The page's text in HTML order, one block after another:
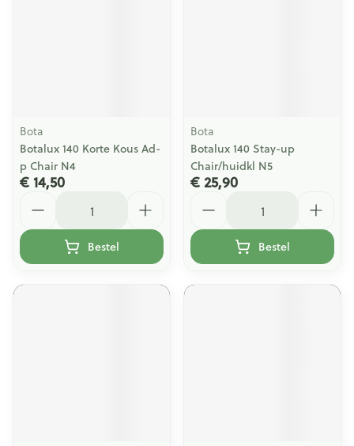
Bota
Botalux 140 Korte Kous Ad-
p Chair N4
€ 14,50
Bestel
Bota
Botalux 140 Stay-up
Chair/huidkl N5
€ 25,90
Bestel